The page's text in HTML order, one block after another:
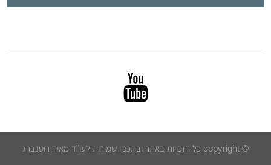
© copyright כל הזכויות באתר ובתכניו שמורות לעו"ד מאיה רוטנברג